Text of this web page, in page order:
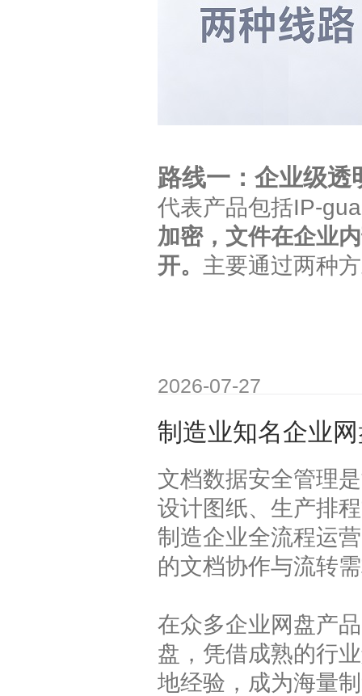
路线一：企业级透
代表产品包括IP-
加密，文件在企业
开。 主要通过两种
2026-07-27
制造业知名企业
文档数据安全管理
设计图纸、生产排
制造企业全流程运
的文档协作与流转
在众多企业网盘产
盘，凭借成熟的行
地经验，成为海量